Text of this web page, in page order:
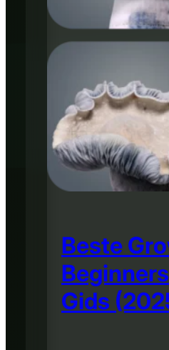
Beste
Gids